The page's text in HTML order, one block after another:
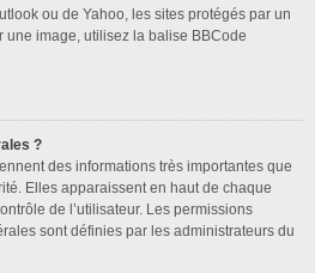
ou de Yahoo, les sites protégés par un
une image, utilisez la balise BBCode
?
des informations très importantes que
Elles apparaissent en haut de chaque
de l’utilisateur. Les permissions
sont définies par les administrateurs du